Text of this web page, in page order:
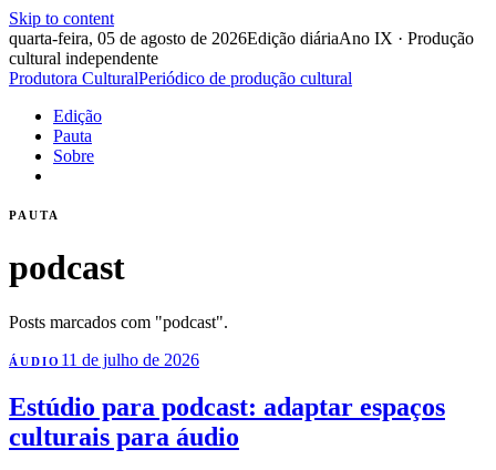
Skip to content
quarta-feira, 05 de agosto de 2026Edição diáriaAno IX · Produção
cultural independente
Produtora CulturalPeriódico de produção cultural
Edição
Pauta
Sobre
PAUTA
podcast
Posts marcados com "podcast".
ÁUDIO 11 de julho de 2026
Estúdio para podcast: adaptar espaços
culturais para áudio